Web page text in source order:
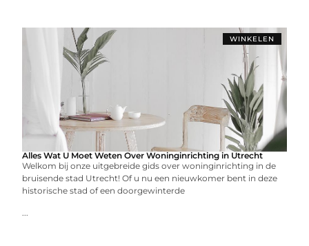
WINKELEN
Alles Wat U Moet Weten Over Woninginrichting in Utrecht
Welkom bij onze uitgebreide gids over woninginrichting in de
bruisende stad Utrecht! Of u nu een nieuwkomer bent in deze
historische stad of een doorgewinterde
...